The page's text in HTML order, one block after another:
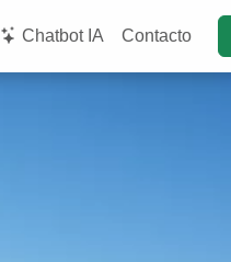
Chatbot IA Contacto